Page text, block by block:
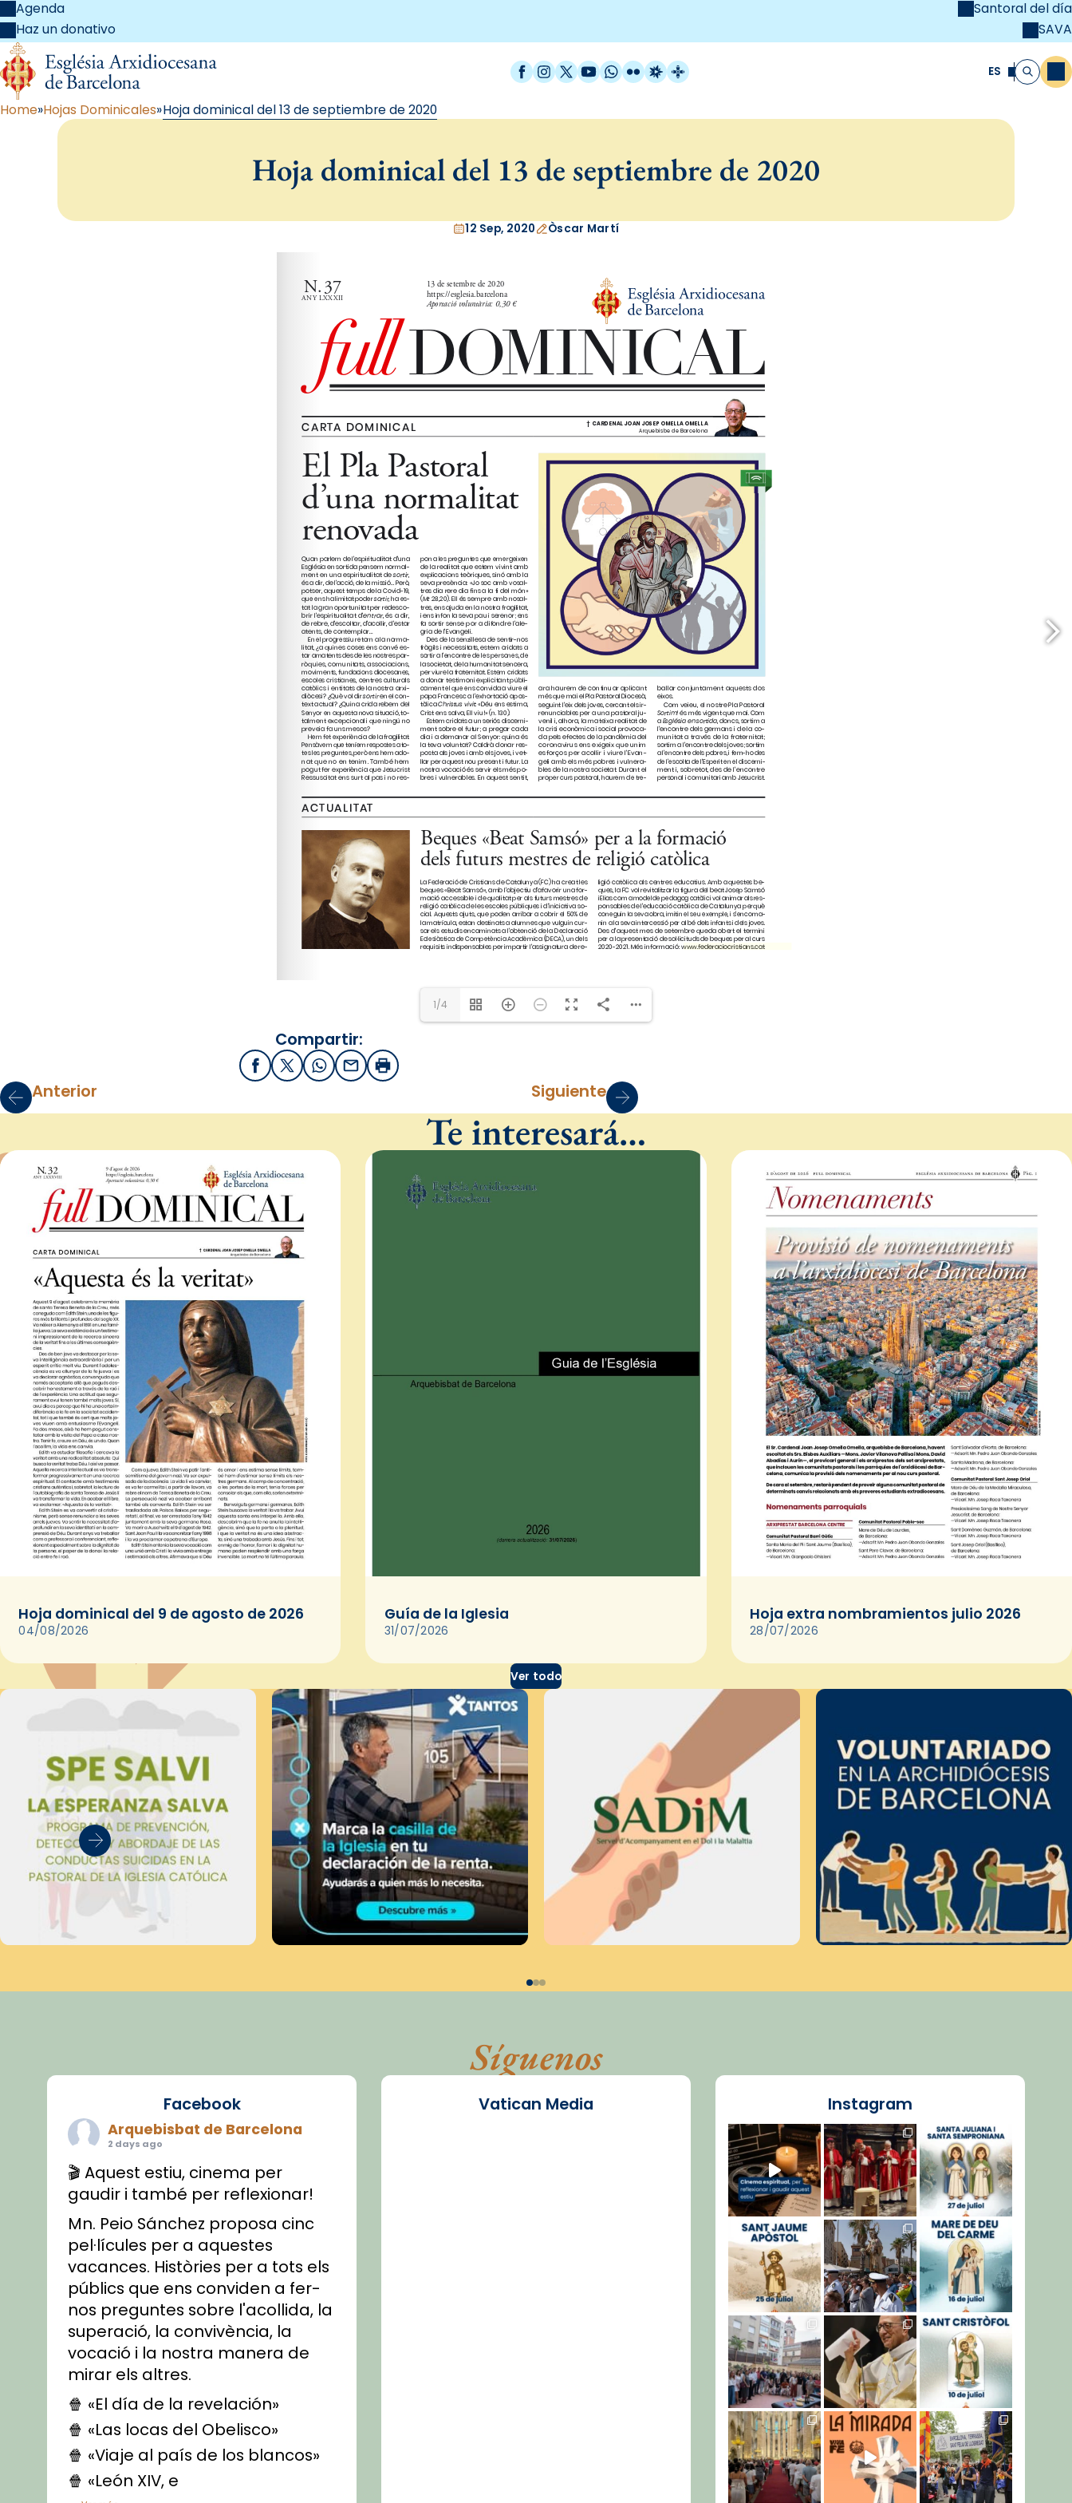
Agenda
Haz un donativo
Santoral del día
SAVA
Facebook
Instagram
X / Twitter
YouTube
WhatsApp
FlickrRadio Estel
Catalunya Cristiana ES Buscar
Home Hojas Dominicales Hoja dominical del 13 de septiembre de 2020
Hoja dominical del 13 de septiembre de 2020
12 Sep, 2020 Òscar Martí
2020-2021. Més informació: www.federaciocristians.cat
1/4
Compartir:
FacebookX / Twitter
WhatsApp
EmailImprimir
Anterior Siguiente
Te interesará…
Hoja dominical del 9 de agosto de 2026
04/08/2026
Guía de la Iglesia
31/07/2026
Hoja extra nombramientos julio 2026
28/07/2026
Ver todo
Síguenos
Facebook
Arquebisbat de Barcelona
2 days ago
🎬 Aquest estiu, cinema per
gaudir i també per reflexionar!
Mn. Peio Sánchez proposa cinc
pel·lícules per a aquestes
vacances. Històries per a tots els
públics que ens conviden a fer-
nos preguntes sobre l'acollida, la
superació, la convivència, la
vocació i la nostra manera de
mirar els altres.
🍿 «El día de la revelación»
🍿 «Las locas del Obelisco»
🍿 «Viaje al país de los blancos»
🍿 «León XIV, e
Vatican Media Instagram